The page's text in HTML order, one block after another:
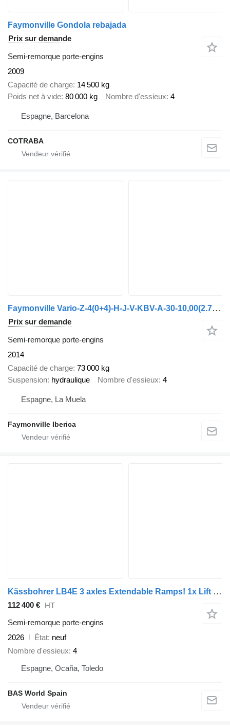
Faymonville Gondola rebajada
Prix sur demande
Semi-remorque porte-engins
2009
Capacité de charge 14 500 kg
Poids net à vide 80 000 kg Nombre d'essieux 4
Espagne, Barcelona
COTRABA
Faymonville Vario-Z-4(0+4)-H-J-V-KBV-A-30-10,00(2.75)-19.5-2.75-PA
Prix sur demande
Semi-remorque porte-engins
2014
Capacité de charge 73 000 kg
Suspension hydraulique Nombre d'essieux 4
Espagne, La Muela
Faymonville Iberica
Kässbohrer LB4E 3 axles Extendable Ramps! 1x Lift 3x Steering Axle
112 400 € HT
Semi-remorque porte-engins
2026
État neuf
Nombre d'essieux 4
Espagne, Ocaña, Toledo
BAS World Spain